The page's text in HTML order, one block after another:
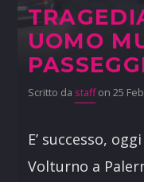
UOMO
Scritto da staffon 25
E’ successo,
Volturno a